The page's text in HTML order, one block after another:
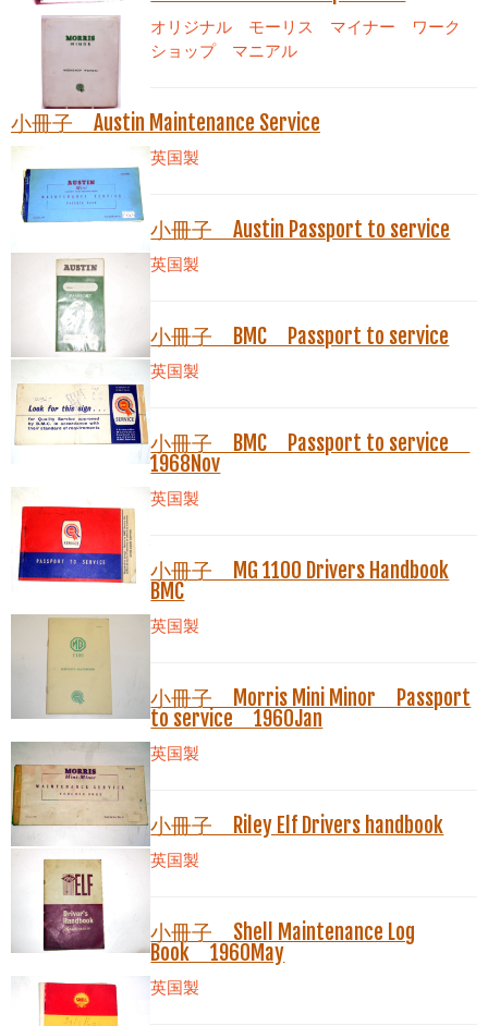
オリジナル モーリス マイナー ワーク
ショップ マニアル
小冊子 Austin Maintenance Service
英国製
小冊子 Austin Passport to service
英国製
小冊子 BMC Passport to service
英国製
小冊子 BMC Passport to service
1968Nov
英国製
小冊子 MG 1100 Drivers Handbook
BMC
英国製
小冊子 Morris Mini Minor Passport
to service 1960Jan
英国製
小冊子 Riley Elf Drivers handbook
英国製
小冊子 Shell Maintenance Log
Book 1960May
英国製